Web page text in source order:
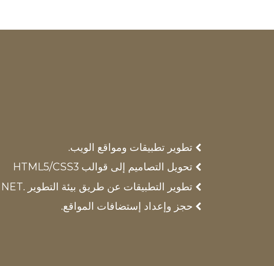
تطوير تطبيقات ومواقع الويب.
تحويل التصاميم إلى قوالب HTML5/CSS3
تطوير التطبيقات عن طريق بيئة التطوير .NET
حجز وإعداد إستضافات المواقع.